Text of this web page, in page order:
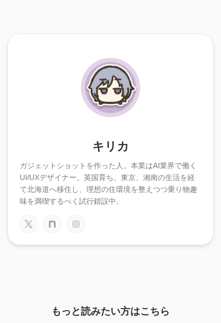
キリカ
ガジェットショットを作った人。本業はAI業界で働く
UI/UXデザイナー。英国育ち。東京、湘南の生活を経
て北海道へ移住し、理想の住環境を整えつつ乗り物趣
味を満喫するべく試行錯誤中。
もっと読みたい方はこちら